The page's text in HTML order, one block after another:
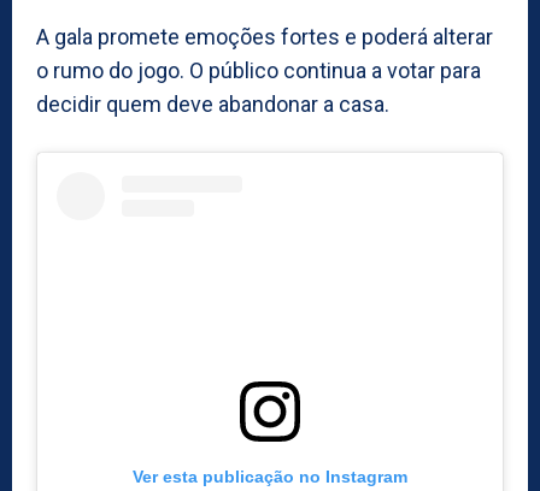
A gala promete emoções fortes e poderá alterar
o rumo do jogo. O público continua a votar para
decidir quem deve abandonar a casa.
Ver esta publicação no Instagram